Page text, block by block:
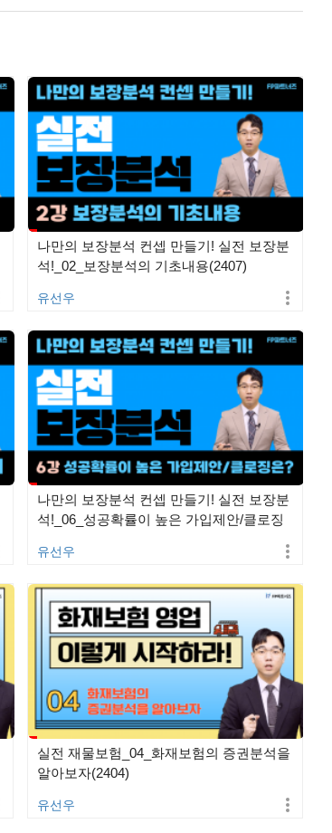
나만의 보장분석 컨셉 만들기! 실전 보장분
석!_02_보장분석의 기초내용(2407)
유선우
나만의 보장분석 컨셉 만들기! 실전 보장분
석!_06_성공확률이 높은 가입제안/클로징
유선우
실전 재물보험_04_화재보험의 증권분석을
알아보자(2404)
유선우